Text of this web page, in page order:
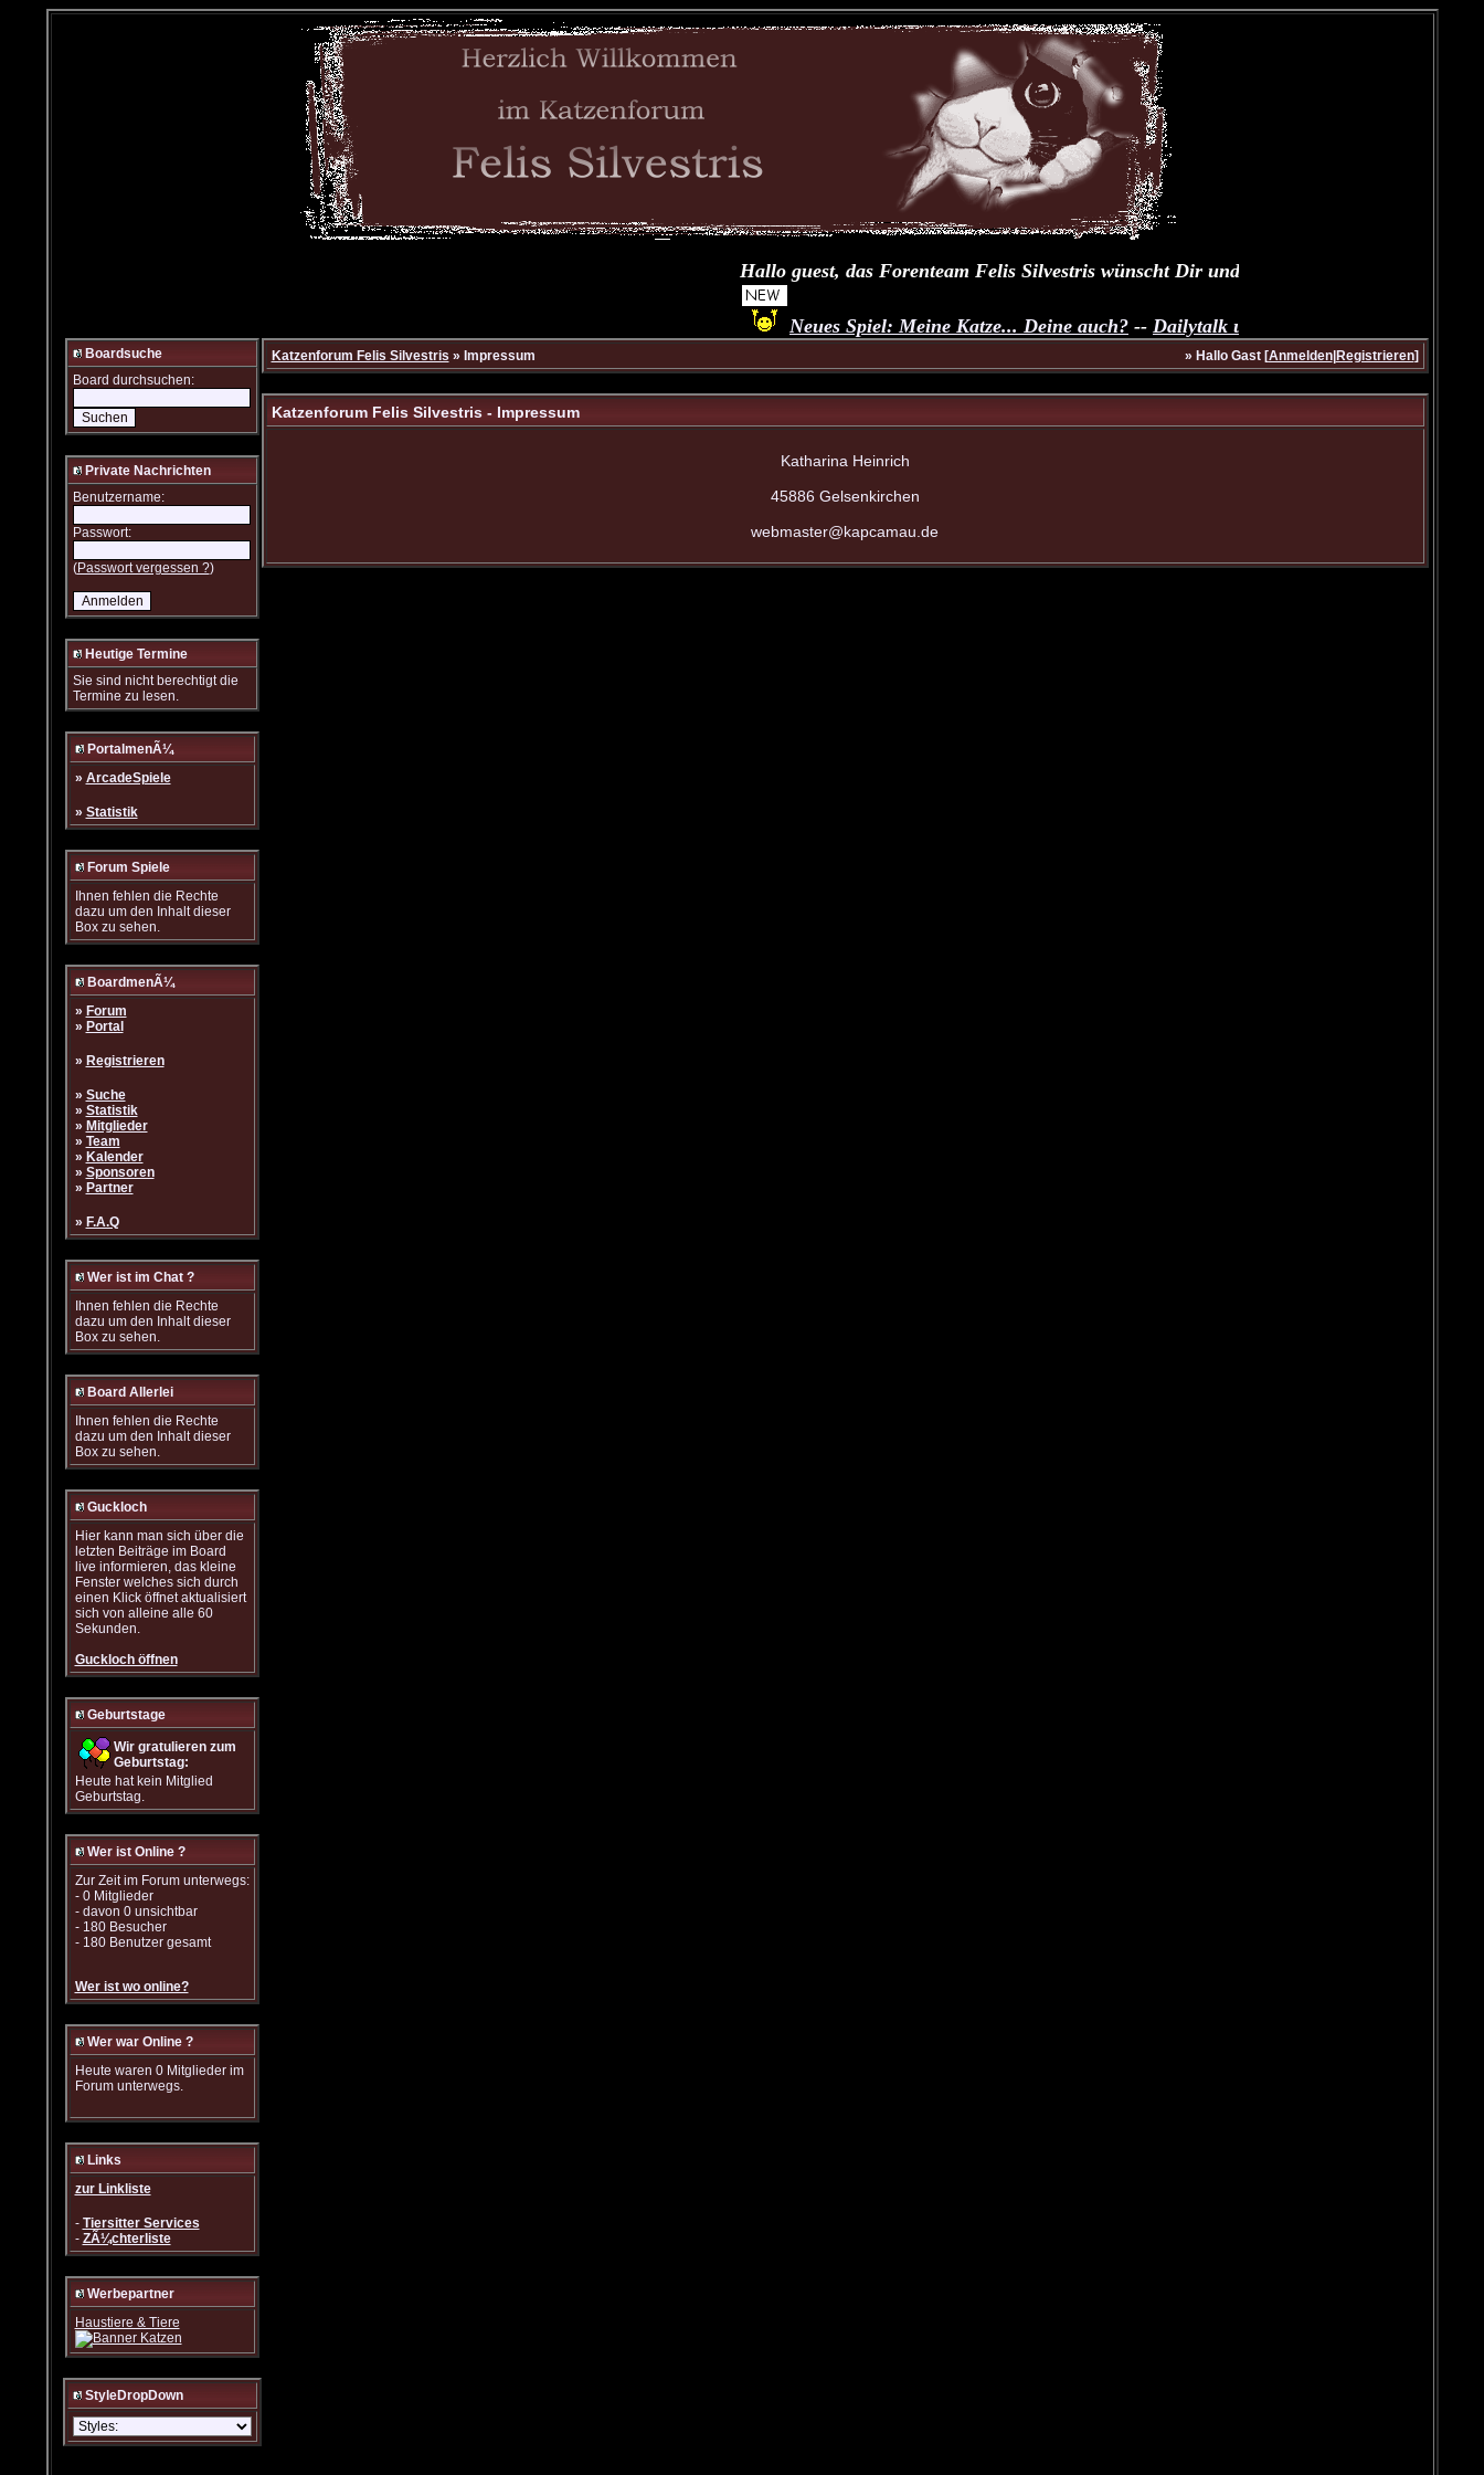
Hallo guest, das Forenteam Felis Silvestris wünscht Dir und Deinen Fellnasen einen
Neues Spiel: Meine Katze... Deine auch?--Dailytalk unserer Samtpfoten
Boardsuche
Board durchsuchen:
Private Nachrichten
Benutzername:
Passwort:
(Passwort vergessen ?)
Heutige Termine
Sie sind nicht berechtigt die
Termine zu lesen.
PortalmenÃ¼
» ArcadeSpiele
» Statistik
Forum Spiele
Ihnen fehlen die Rechte
dazu um den Inhalt dieser
Box zu sehen.
BoardmenÃ¼
» Forum
» Portal
» Registrieren
» Suche
» Statistik
» Mitglieder
» Team
» Kalender
» Sponsoren
» Partner
» F.A.Q
Wer ist im Chat ?
Ihnen fehlen die Rechte
dazu um den Inhalt dieser
Box zu sehen.
Board Allerlei
Ihnen fehlen die Rechte
dazu um den Inhalt dieser
Box zu sehen.
Guckloch
Hier kann man sich über die
letzten Beiträge im Board
live informieren, das kleine
Fenster welches sich durch
einen Klick öffnet aktualisiert
sich von alleine alle 60
Sekunden.
Guckloch öffnen
Geburtstage
Wir gratulieren zum
Geburtstag:
Heute hat kein Mitglied
Geburtstag.
Wer ist Online ?
Zur Zeit im Forum unterwegs:
- 0 Mitglieder
- davon 0 unsichtbar
- 180 Besucher
- 180 Benutzer gesamt
Wer ist wo online?
Wer war Online ?
Heute waren 0 Mitglieder im
Forum unterwegs.
Links
zur Linkliste
- Tiersitter Services
- ZÃ¼chterliste
Werbepartner
Haustiere & Tiere
StyleDropDown
Katzenforum Felis Silvestris » Impressum » Hallo Gast [Anmelden| Registrieren]
Katzenforum Felis Silvestris - Impressum
Katharina Heinrich
45886 Gelsenkirchen
webmaster@kapcamau.de